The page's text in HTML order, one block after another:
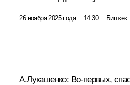
26 ноября 2025 года 14:30 Бишкек
А.Лукашенко: Во-первых,